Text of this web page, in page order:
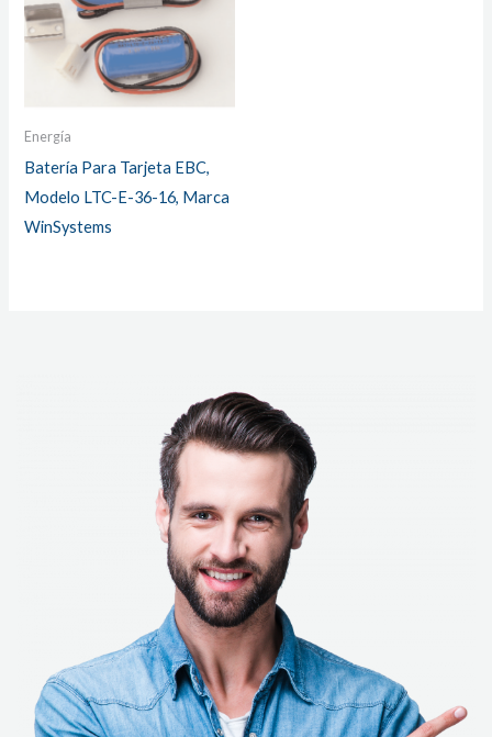
Energía
Batería Para Tarjeta EBC,
Modelo LTC-E-36-16, Marca
WinSystems